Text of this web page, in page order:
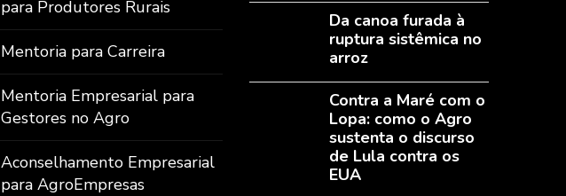
para Produtores Rurais
Mentoria para Carreira
Mentoria Empresarial para
Gestores no Agro
Aconselhamento Empresarial
para AgroEmpresas
Da canoa furada à
ruptura sistêmica no
arroz
Contra a Maré com o
Lopa: como o Agro
sustenta o discurso
de Lula contra os
EUA